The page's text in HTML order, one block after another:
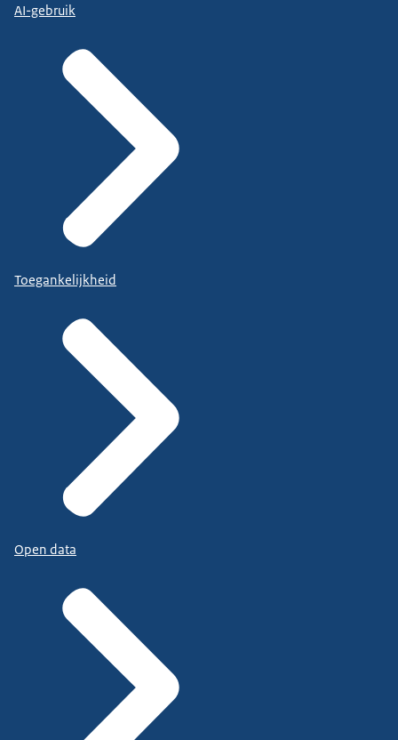
AI-gebruik
Toegankelijkheid
Open data